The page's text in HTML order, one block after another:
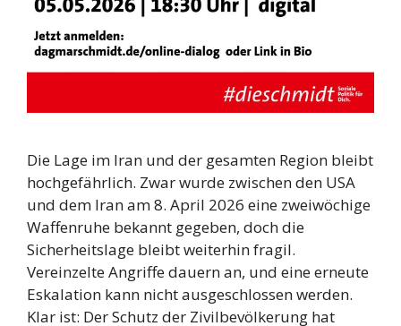
Die Lage im Iran und der gesamten Region bleibt
hochgefährlich. Zwar wurde zwischen den USA
und dem Iran am 8. April 2026 eine zweiwöchige
Waffenruhe bekannt gegeben, doch die
Sicherheitslage bleibt weiterhin fragil.
Vereinzelte Angriffe dauern an, und eine erneute
Eskalation kann nicht ausgeschlossen werden.
Klar ist: Der Schutz der Zivilbevölkerung hat